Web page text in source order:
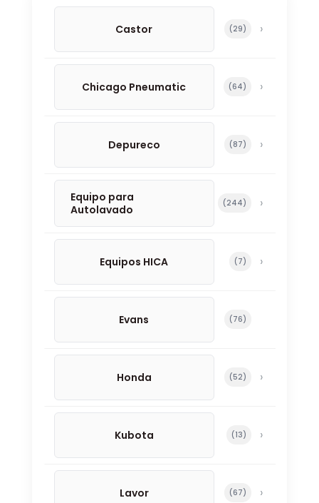
Castor 2929 productos
Chicago Pneumatic 6464 productos
Depureco 8787 productos
Equipo para
Autolavado
244244 productos
Equipos HICA 77 productos
Evans 7676 productos
Honda 5252 productos
Kubota 1313 productos
Lavor 6767 productos